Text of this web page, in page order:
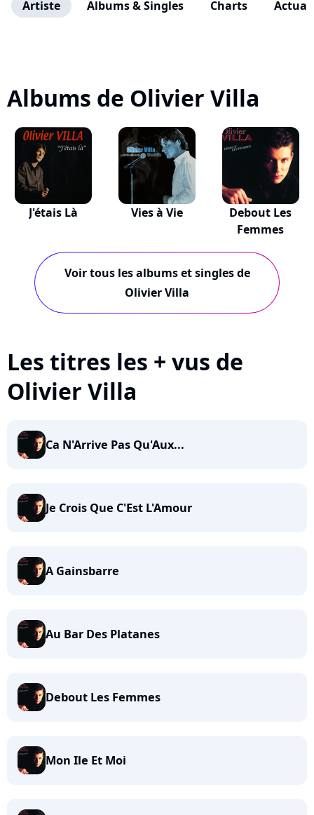
Artiste Albums & Singles Charts
Albums de Olivier Villa
J'étais Là Vies à Vie
Debout Les
Femmes
Voir tous les albums et singles de
Olivier Villa
Les titres les + vus de
Olivier Villa
Ca N'Arrive Pas Qu'Aux...
Je Crois Que C'Est L'Amour
A Gainsbarre
Au Bar Des Platanes
Debout Les Femmes
Mon Ile Et Moi